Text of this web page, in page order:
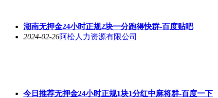
湖南无押金24小时正规2块一分跑得快群-百度贴吧
2024-02-26阿松人力资源有限公司
今日推荐无押金24小时正规1块1分红中麻将群-百度一下